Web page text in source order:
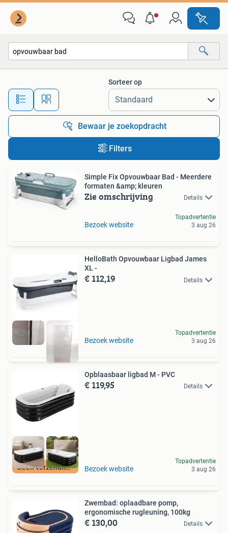
Alle afstanden…
Sorteer op
Bewaar je zoekopdracht
Filters
Simple Fix Opvouwbaar Bad - Meerdere
formaten &amp; kleuren
Zie omschrijving Details
Bezoek website
Topadvertentie
3 aug 26
HelloBath Opvouwbaar Ligbad James
XL -
€ 112,19 Details
Bezoek website
Topadvertentie
3 aug 26
Geen verzendkosten
Opblaasbaar ligbad M - PVC
€ 119,95 Details
Bezoek website
Topadvertentie
3 aug 26
Zwembad: oplaadbare pomp,
ergonomische rugleuning, 100kg
€ 130,00 Details